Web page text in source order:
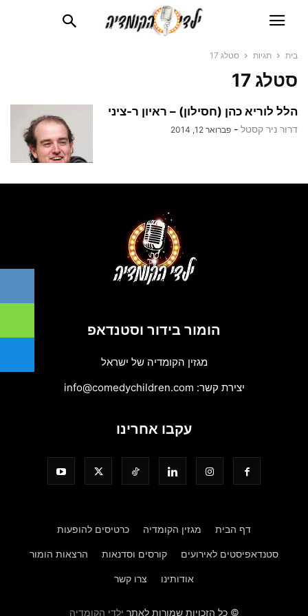
בית תגיות סטלג 17
סטלג 17
הלל לוריא כהן (חסילון) – ראיון ר-ציני
דרור ניר קסטל - פברואר 12, 2014
הומור בידור וסטנדאפ
מגזין הקומדיה של ישראל
יצירת קשר: info@comedychildren.com
עקבו אחרינו
דף הבית מגזין הקומדיה כרטיסים להופעות
סטנדאפיסטים לאירועים קורסים וסדנאות הרצאות הומור
אודותינו צרו קשר
© כל הזכויות שמורות לאתר ילדי הקומדיה